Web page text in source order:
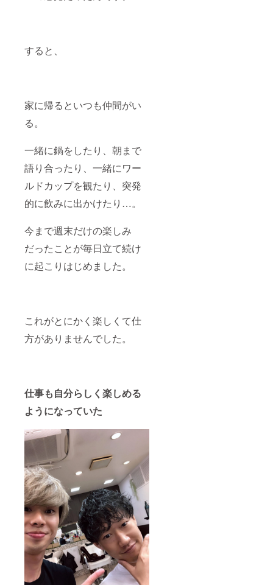
すると、
家に帰るといつも仲間がい
る。
一緒に鍋をしたり、朝まで
語り合ったり、一緒にワー
ルドカップを観たり、突発
的に飲みに出かけたり…。
今まで週末だけの楽しみ
だったことが毎日立て続け
に起こりはじめました。
これがとにかく楽しくて仕
方がありませんでした。
仕事も自分らしく楽しめる
ようになっていた